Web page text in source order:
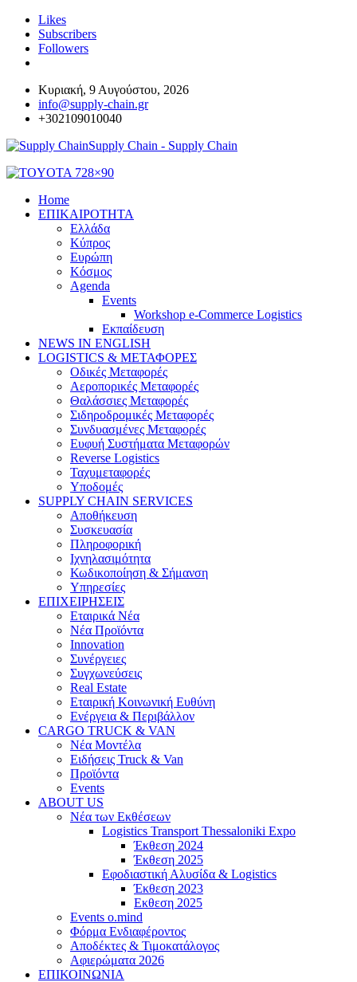
Likes
Subscribers
Followers
Κυριακή, 9 Αυγούστου, 2026
info@supply-chain.gr
+302109010040
Supply Chain - Supply Chain
Home
ΕΠΙΚΑΙΡΟΤΗΤΑ
Ελλάδα
Κύπρος
Ευρώπη
Κόσμος
Agenda
Events
Workshop e-Commerce Logistics
Εκπαίδευση
NEWS IN ENGLISH
LOGISTICS & ΜΕΤΑΦΟΡΕΣ
Οδικές Μεταφορές
Αεροπορικές Μεταφορές
Θαλάσσιες Μεταφορές
Σιδηροδρομικές Μεταφορές
Συνδυασμένες Μεταφορές
Ευφυή Συστήματα Μεταφορών
Reverse Logistics
Ταχυμεταφορές
Υποδομές
SUPPLY CHAIN SERVICES
Αποθήκευση
Συσκευασία
Πληροφορική
Ιχνηλασιμότητα
Κωδικοποίηση & Σήμανση
Υπηρεσίες
ΕΠΙΧΕΙΡΗΣΕΙΣ
Εταιρικά Νέα
Νέα Προϊόντα
Innovation
Συνέργειες
Συγχωνεύσεις
Real Estate
Εταιρική Κοινωνική Ευθύνη
Ενέργεια & Περιβάλλον
CARGO TRUCK & VAN
Νέα Μοντέλα
Ειδήσεις Truck & Van
Προϊόντα
Events
ABOUT US
Νέα των Εκθέσεων
Logistics Transport Thessaloniki Expo
Έκθεση 2024
Έκθεση 2025
Εφοδιαστική Αλυσίδα & Logistics
Έκθεση 2023
Εκθεση 2025
Events o.mind
Φόρμα Ενδιαφέροντος
Αποδέκτες & Τιμοκατάλογος
Αφιερώματα 2026
ΕΠΙΚΟΙΝΩΝΙΑ